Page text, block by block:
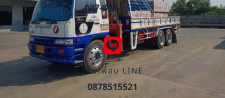
087-851-5521
เพิ่มเพื่อน LINE
0878515521